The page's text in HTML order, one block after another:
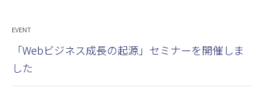
EVENT
「Webビジネス成長の起源」セミナーを開催しま
した